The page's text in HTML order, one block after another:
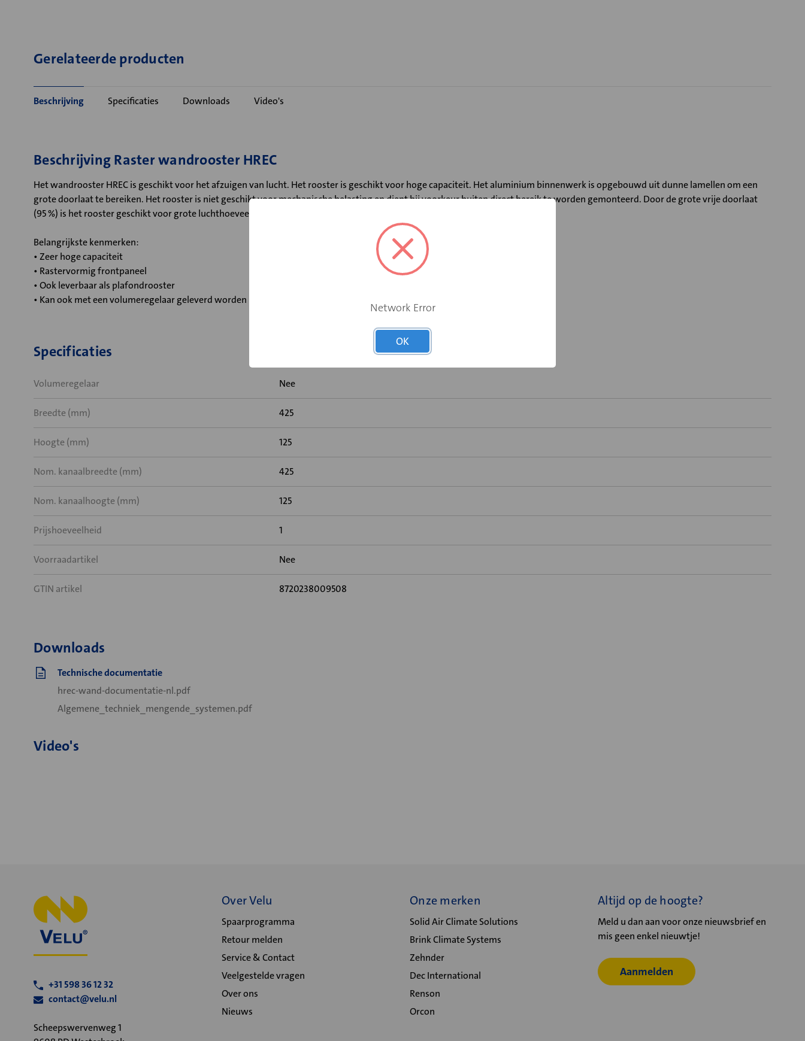
Gerelateerde producten
Beschrijving Specificaties Downloads Video's
Beschrijving Raster wandrooster HREC
Het wandrooster HREC is geschikt voor het afzuigen van lucht. Het rooster is geschikt voor hoge capaciteit. Het aluminium binnenwerk is opgebouwd uit dunne lamellen om een
grote doorlaat te bereiken. Het rooster is niet geschikt voor mechanische belasting en dient bij voorkeur buiten direct bereik te worden gemonteerd. Door de grote vrije doorlaat
(95 %) is het rooster geschikt voor grote luchthoeveelheden.
Belangrijkste kenmerken:
• Zeer hoge capaciteit
• Rastervormig frontpaneel
• Ook leverbaar als plafondrooster
• Kan ook met een volumeregelaar geleverd worden
Specificaties
Volumeregelaar Nee
Breedte (mm) 425
Hoogte (mm) 125
Nom. kanaalbreedte (mm) 425
Nom. kanaalhoogte (mm) 125
Prijshoeveelheid 1
Voorraadartikel Nee
GTIN artikel 8720238009508
Downloads
Technische documentatie
hrec-wand-documentatie-nl.pdf
Algemene_techniek_mengende_systemen.pdf
Video's
+31 598 36 12 32
contact@velu.nl
Scheepswervenweg 1
Over Velu
Spaarprogramma
Retour melden
Service & Contact
Veelgestelde vragen
Over ons
Nieuws
Onze merken
Solid Air Climate Solutions
Brink Climate Systems
Zehnder
Dec International
Renson
Orcon
Altijd op de hoogte?
Meld u dan aan voor onze nieuwsbrief en
mis geen enkel nieuwtje!
Aanmelden
Network Error
OK